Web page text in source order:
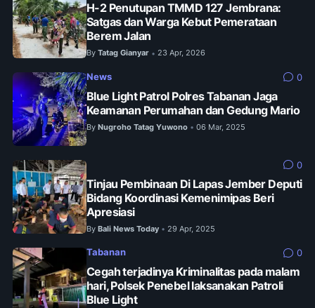
H-2 Penutupan TMMD 127 Jembrana:
Satgas dan Warga Kebut Pemerataan
Berem Jalan
By Tatag Gianyar • 23 Apr, 2026
News 0
Blue Light Patrol Polres Tabanan Jaga
Keamanan Perumahan dan Gedung Mario
By Nugroho Tatag Yuwono • 06 Mar, 2025
0
Tinjau Pembinaan Di Lapas Jember Deputi
Bidang Koordinasi Kemenimipas Beri
Apresiasi
By Bali News Today • 29 Apr, 2025
Tabanan 0
Cegah terjadinya Kriminalitas pada malam
hari, Polsek Penebel laksanakan Patroli
Blue Light